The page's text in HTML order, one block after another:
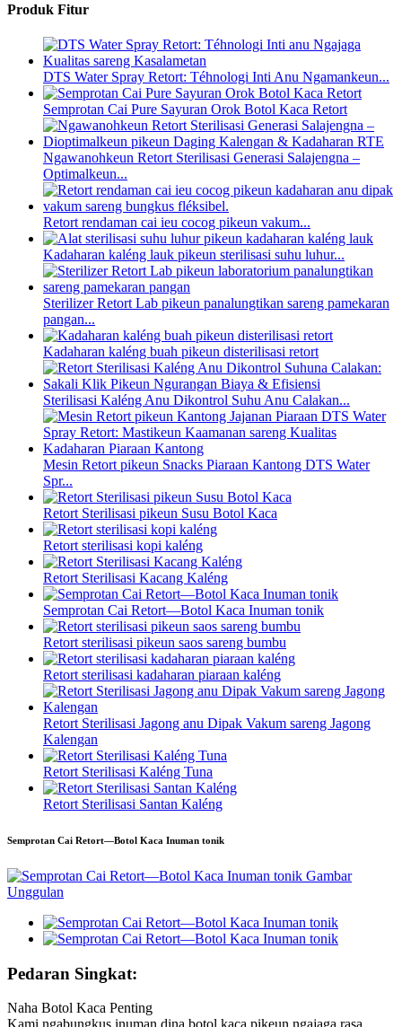
Produk Fitur
DTS Water Spray Retort: ​​Téhnologi Inti Anu Ngamankeun...
Semprotan Cai Pure Sayuran Orok Botol Kaca Retort
Ngawanohkeun Retort Sterilisasi Generasi Salajengna –
Optimalkeun...
Retort rendaman cai ieu cocog pikeun vakum...
Kadaharan kaléng lauk pikeun sterilisasi suhu luhur...
Sterilizer Retort Lab pikeun panalungtikan sareng pamekaran
pangan...
Kadaharan kaléng buah pikeun disterilisasi retort
Sterilisasi Kaléng Anu Dikontrol Suhu Anu Calakan...
Mesin Retort pikeun Snacks Piaraan Kantong DTS Water
Spr...
Retort Sterilisasi pikeun Susu Botol Kaca
Retort sterilisasi kopi kaléng
Retort Sterilisasi Kacang Kaléng
Semprotan Cai Retort—Botol Kaca Inuman tonik
Retort sterilisasi pikeun saos sareng bumbu
Retort sterilisasi kadaharan piaraan kaléng
Retort Sterilisasi Jagong anu Dipak Vakum sareng Jagong
Kalengan
Retort Sterilisasi Kaléng Tuna
Retort Sterilisasi Santan Kaléng
Semprotan Cai Retort—Botol Kaca Inuman tonik
Pedaran Singkat:
Naha Botol Kaca Penting